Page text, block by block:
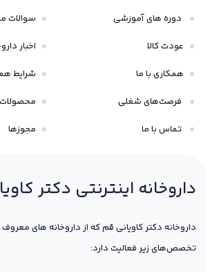
دوره های آموزشی
عودت کالا
همکاری با ما
فرصت‌های شغلی
تماس با ما
سوالات
اخبار
شرایط
مجوزها
داروخانه اینترنتی دکتر
داروخانه دکتر کاویانی قم که از داروخانه های
تخصص‌های زیر فعالیت دارد: